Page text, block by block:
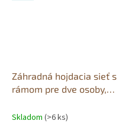
Záhradná hojdacia sieť s
rámom pre dve osoby,
Skladom (>6 ks)